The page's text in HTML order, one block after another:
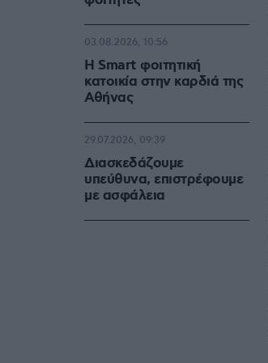
Η Smart φοιτητική
κατοικία στην καρδιά της
Αθήνας
03.08.2026, 10:56
Διασκεδάζουμε
υπεύθυνα, επιστρέφουμε
με ασφάλεια
29.07.2026, 09:39